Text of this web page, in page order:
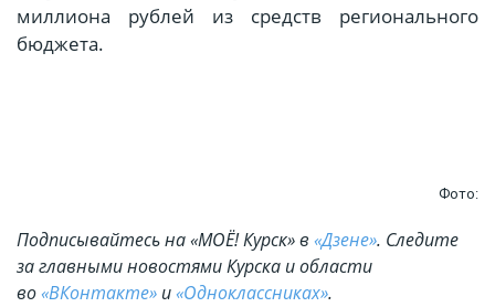
миллиона рублей из средств регионального
бюджета.
Фото:
Подписывайтесь на «МОЁ! Курск» в «Дзене». Cледите
за главными новостями Курска и области
во«ВКонтакте» и«Одноклассниках».